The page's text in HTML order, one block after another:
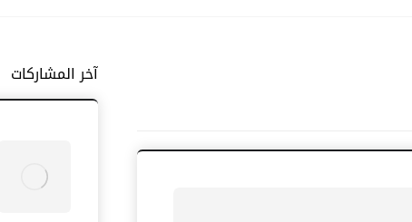
آخر المشاركات